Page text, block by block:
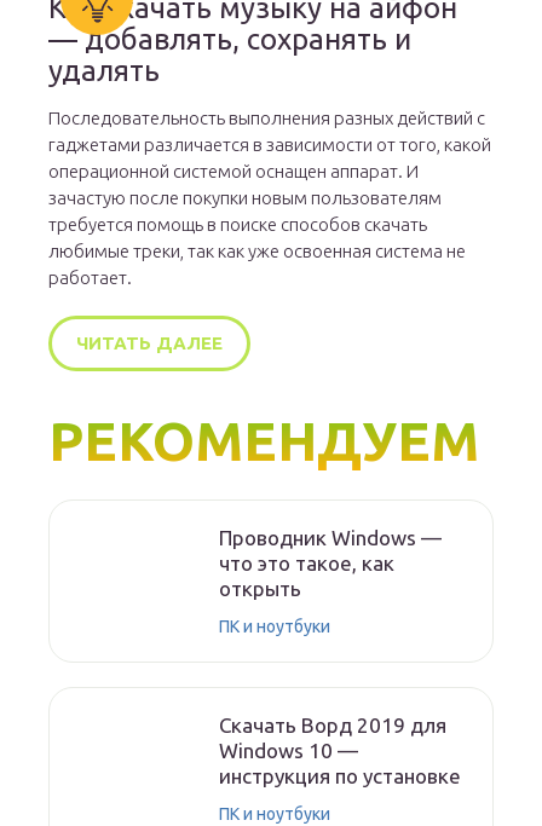
Как скачать музыку на айфон
— добавлять, сохранять и
удалять
Последовательность выполнения разных действий с
гаджетами различается в зависимости от того, какой
операционной системой оснащен аппарат. И
зачастую после покупки новым пользователям
требуется помощь в поиске способов скачать
любимые треки, так как уже освоенная система не
работает.
ЧИТАТЬ ДАЛЕЕ
РЕКОМЕНДУЕМ
Проводник Windows —
что это такое, как
открыть
ПК и ноутбуки
Скачать Ворд 2019 для
Windows 10 —
инструкция по установке
ПК и ноутбуки